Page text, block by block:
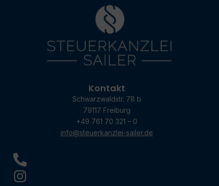
Kontakt
Schwarzwaldstr. 78 b
79117 Freiburg
+49 761 70 321 – 0
info@steuerkanzlei-sailer.de